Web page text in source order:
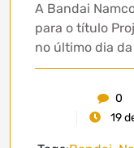
A Bandai
para o título
no último dia da
0
19